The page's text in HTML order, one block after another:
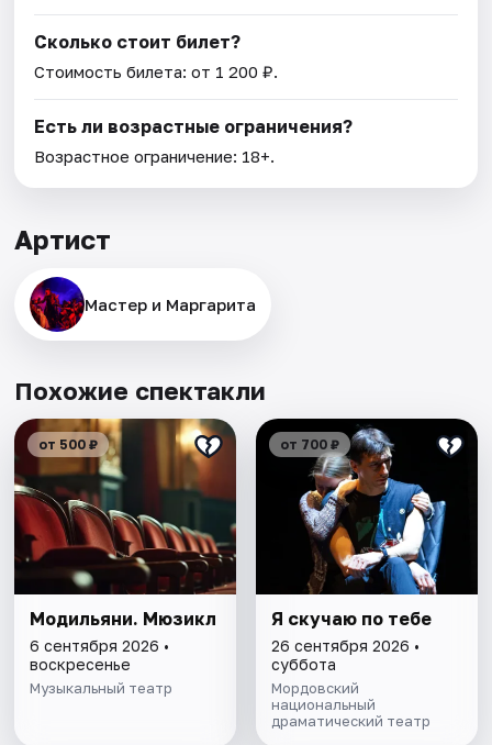
Сколько стоит билет?
Стоимость билета: от 1 200 ₽.
Есть ли возрастные ограничения?
Возрастное ограничение: 18+.
Артист
Мастер и Маргарита
Похожие спектакли
от 500 ₽
Модильяни. Мюзикл
6 сентября 2026 •
воскресенье
Музыкальный театр
от 700 ₽
Я скучаю по тебе
26 сентября 2026 •
суббота
Мордовский
национальный
драматический театр